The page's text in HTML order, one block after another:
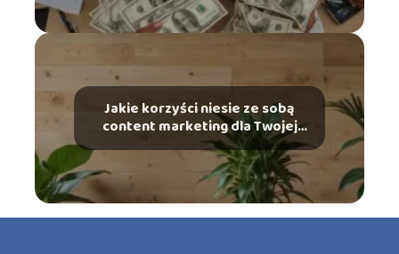
Jakie korzyści niesie ze sobą
content marketing dla Twojej
marki?